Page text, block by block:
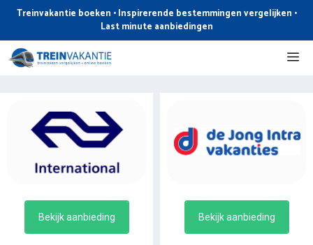
de
inhoud
Treinvakantie boeken • Inspirerende bestemmingen vergelijken •
Last minute aanbiedingen
Bekijk aanbieding Bekijk aanbieding